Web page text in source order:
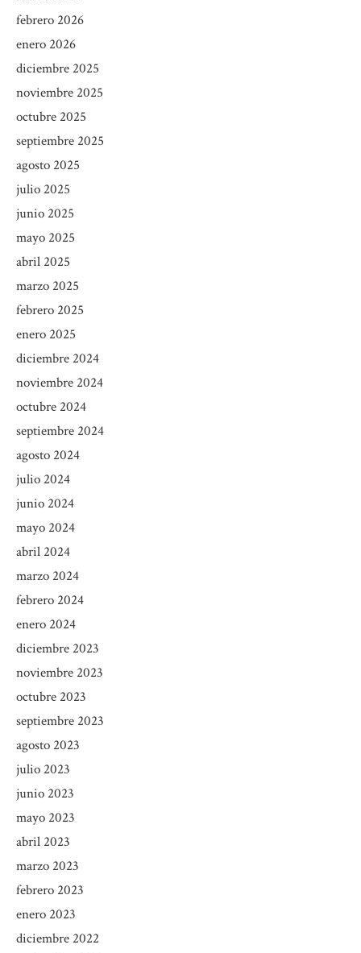
febrero 2026
enero 2026
diciembre 2025
noviembre 2025
octubre 2025
septiembre 2025
agosto 2025
julio 2025
junio 2025
mayo 2025
abril 2025
marzo 2025
febrero 2025
enero 2025
diciembre 2024
noviembre 2024
octubre 2024
septiembre 2024
agosto 2024
julio 2024
junio 2024
mayo 2024
abril 2024
marzo 2024
febrero 2024
enero 2024
diciembre 2023
noviembre 2023
octubre 2023
septiembre 2023
agosto 2023
julio 2023
junio 2023
mayo 2023
abril 2023
marzo 2023
febrero 2023
enero 2023
diciembre 2022